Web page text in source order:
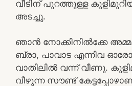
വീടിന് പുറത്തുള്ള
അടച്ചു.
ഞാൻ നോക്കിനിൽക്കേ
ബ്രാ, പാവാട എന്നിവ
വാതിലിൽ വന്ന് വീണു.
വീഴുന്ന സൗണ്ട്